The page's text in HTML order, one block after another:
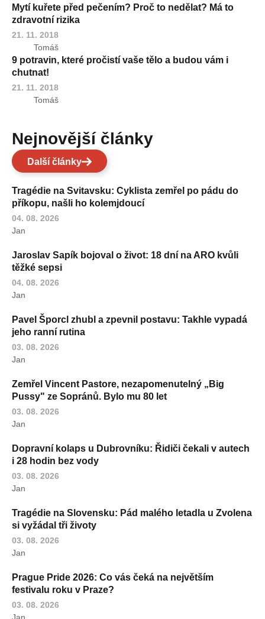
Mytí kuřete před pečením? Proč to nedělat? Má to
zdravotní rizika
21. 11. 2018
Tomáš
9 potravin, které pročistí vaše tělo a budou vám i
chutnat!
21. 11. 2018
Tomáš
Nejnovější články
Další články
Tragédie na Svitavsku: Cyklista zemřel po pádu do
příkopu, našli ho kolemjdoucí
04. 08. 2026
Jan
Jaroslav Sapík bojoval o život: 18 dní na ARO kvůli
těžké sepsi
04. 08. 2026
Jan
Pavel Šporcl zhubl a zpevnil postavu: Takhle vypadá
jeho ranní rutina
03. 08. 2026
Jan
Zemřel Vincent Pastore, nezapomenutelný „Big
Pussy" ze Sopránů. Bylo mu 80 let
03. 08. 2026
Jan
Dopravní kolaps u Dubrovníku: Řidiči čekali v autech
i 28 hodin bez vody
03. 08. 2026
Jan
Tragédie na Slovensku: Pád malého letadla u Zvolena
si vyžádal tři životy
03. 08. 2026
Jan
Prague Pride 2026: Co vás čeká na největším
festivalu roku v Praze?
03. 08. 2026
Jan